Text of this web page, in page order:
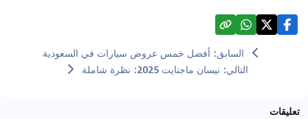
السابق: أفضل خمس عروض سيارات في السعودية
التالي: نيسان ماجنايت 2025: نظرة شاملة
تعليقات